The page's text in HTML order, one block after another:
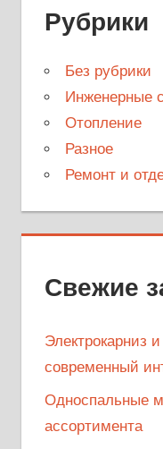
Рубрики
Без рубрики
Инженерные
Отопление
Разное
Ремонт и
Свежие
Электрокарниз
современный
Односпальные
ассортимента